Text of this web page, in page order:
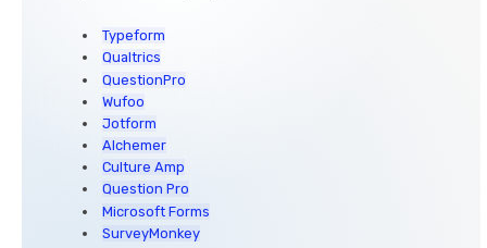
Typeform
Qualtrics
QuestionPro
Wufoo
Jotform
Alchemer
Culture Amp
Question Pro
Microsoft Forms
SurveyMonkey